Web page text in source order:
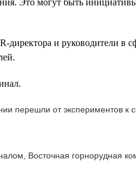
директора и руководители
перешли от экспериментов
Восточная горнорудная